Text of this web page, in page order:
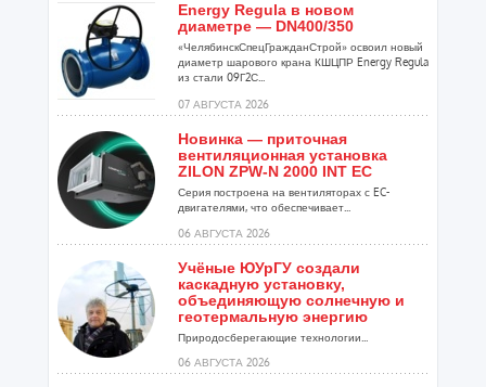
Energy Regula в новом
диаметре — DN400/350
«ЧелябинскСпецГражданСтрой» освоил новый
диаметр шарового крана КШЦПР Energy Regula
из стали 09Г2С...
07 АВГУСТА 2026
Новинка — приточная
вентиляционная установка
ZILON ZPW-N 2000 INT EC
Серия построена на вентиляторах с EC-
двигателями, что обеспечивает...
06 АВГУСТА 2026
Учёные ЮУрГУ создали
каскадную установку,
объединяющую солнечную и
геотермальную энергию
Природосберегающие технологии...
06 АВГУСТА 2026